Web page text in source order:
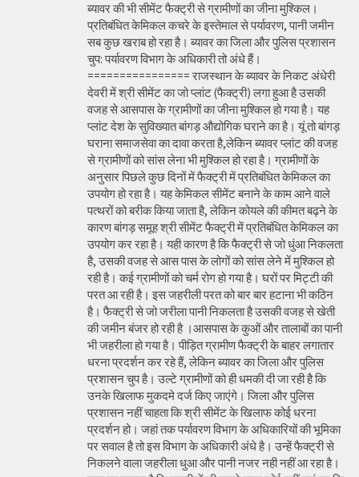
ब्यावर की भी सीमेंट फैक्ट्री से ग्रामीणों का जीना मुश्किल।
प्रतिबंधित केमिकल कचरे के इस्तेमाल से पर्यावरण, पानी जमीन
सब कुछ खराब हो रहा है। ब्यावर का जिला और पुलिस प्रशासन
चुप: पर्यावरण विभाग के अधिकारी तो अंधे हैं।
================ राजस्थान के ब्यावर के निकट अंधेरी
देवरी में श्री सीमेंट का जो प्लांट (फैक्ट्री) लगा हुआ है उसकी
वजह से आसपास के ग्रामीणों का जीना मुश्किल हो गया है। यह
प्लांट देश के सुविख्यात बांगड़ औद्योगिक घराने का है। यूं तो बांगड़
घराना समाजसेवा का दावा करता है,लेकिन ब्यावर प्लांट की वजह
से ग्रामीणों को सांस लेना भी मुश्किल हो रहा है। ग्रामीणों के
अनुसार पिछले कुछ दिनों में फैक्ट्री में प्रतिबंधित केमिकल का
उपयोग हो रहा है। यह केमिकल सीमेंट बनाने के काम आने वाले
पत्थरों को बरीक किया जाता है, लेकिन कोयले की कीमत बढ़ने के
कारण बांगड़ समूह श्री सीमेंट फैक्ट्री में प्रतिबंधित केमिकल का
उपयोग कर रहा है। यही कारण है कि फैक्ट्री से जो धुंआ निकलता
है, उसकी वजह से आस पास के लोगों को सांस लेने में मुश्किल हो
रही है। कई ग्रामीणों को चर्म रोग हो गया है। घरों पर मिट्टी की
परत आ रही है। इस जहरीली परत को बार बार हटाना भी कठिन
है। फैक्ट्री से जो जरीला पानी निकलता है उसकी वजह से खेती
की जमीन बंजर हो रही है ।आसपास के कुओं और तालाबों का पानी
भी जहरीला हो गया है। पीड़ित ग्रामीण फैक्ट्री के बाहर लगातार
धरना प्रदर्शन कर रहे हैं, लेकिन ब्यावर का जिला और पुलिस
प्रशासन चुप है। उल्टे ग्रामीणों को ही धमकी दी जा रही है कि
उनके खिलाफ मुकदमे दर्ज किए जाएंगे। जिला और पुलिस
प्रशासन नहीं चाहता कि श्री सीमेंट के खिलाफ कोई धरना
प्रदर्शन हो। जहां तक पर्यावरण विभाग के अधिकारियों की भूमिका
पर सवाल है तो इस विभाग के अधिकारी अंधे है। उन्हें फैक्ट्री से
निकलने वाला जहरीला धुआ और पानी नजर नही नहीं आ रहा है।